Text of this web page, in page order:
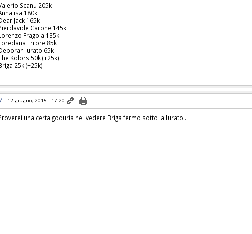
Scanu 205k
180k
Jack 165k
Carone 145k
Fragola 135k
Errore 85k
Iurato 65k
Kolors 50k (+25k)
25k (+25k)
12 giugno, 2015 - 17:20
una certa goduria nel vedere Briga fermo sotto la Iurato...